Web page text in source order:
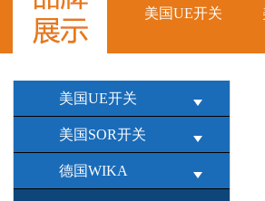
美国UE开关
美国UE开关
美国UE开关
美国SOR开关
德国WIKA